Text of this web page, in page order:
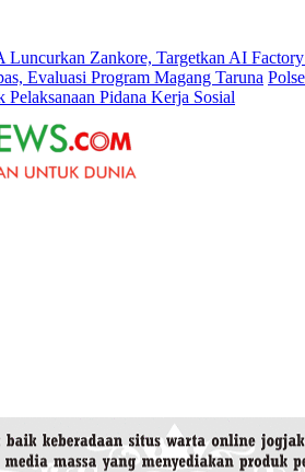
Zankore, Targetkan AI
Evaluasi Program Magang Taruna
Pidana Kerja Sosial